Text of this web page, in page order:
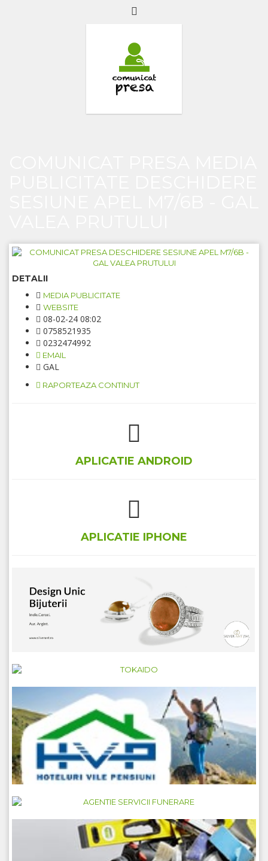
DETALII
MEDIA PUBLICITATE
WEBSITE
08-02-24 08:02
0758521935
0232474992
EMAIL
GAL
RAPORTEAZA CONTINUT
APLICATIE ANDROID
APLICATIE IPHONE